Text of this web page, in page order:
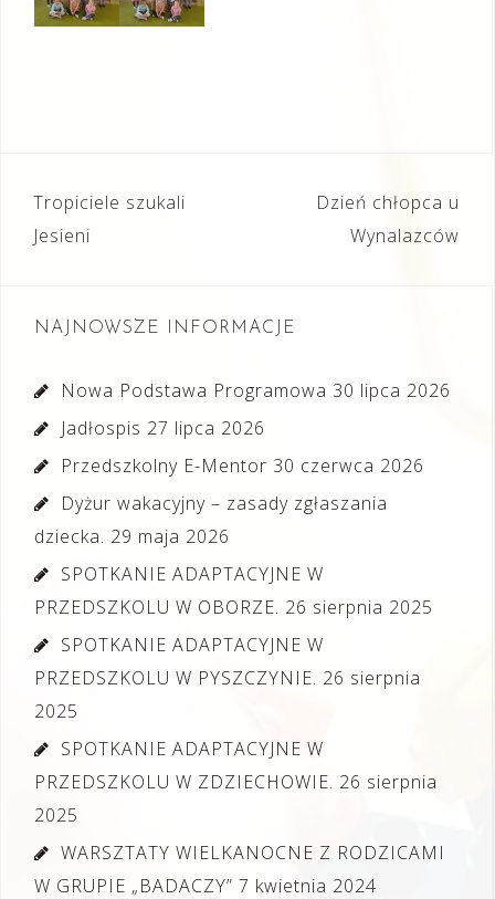
Nawigacja
wpisu
Tropiciele szukali
Jesieni
Dzień chłopca u
Wynalazców
NAJNOWSZE INFORMACJE
Nowa Podstawa Programowa 30 lipca 2026
Jadłospis 27 lipca 2026
Przedszkolny E-Mentor 30 czerwca 2026
Dyżur wakacyjny – zasady zgłaszania
dziecka. 29 maja 2026
SPOTKANIE ADAPTACYJNE W
PRZEDSZKOLU W OBORZE. 26 sierpnia 2025
SPOTKANIE ADAPTACYJNE W
PRZEDSZKOLU W PYSZCZYNIE. 26 sierpnia
2025
SPOTKANIE ADAPTACYJNE W
PRZEDSZKOLU W ZDZIECHOWIE. 26 sierpnia
2025
WARSZTATY WIELKANOCNE Z RODZICAMI
W GRUPIE „BADACZY” 7 kwietnia 2024